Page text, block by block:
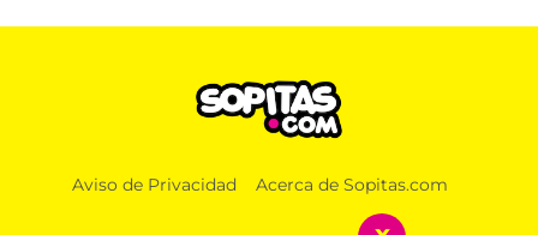
Aviso de Privacidad Acerca de Sopitas.com